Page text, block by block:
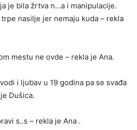
je bila žrtva n…a i manipulacije.
nasilje jer nemaju kuda – rekla
mestu ne ovde – rekla je Ana.
i ljubav u 19 godina pa se svađa
Dušica.
s..s – rekla je Ana .